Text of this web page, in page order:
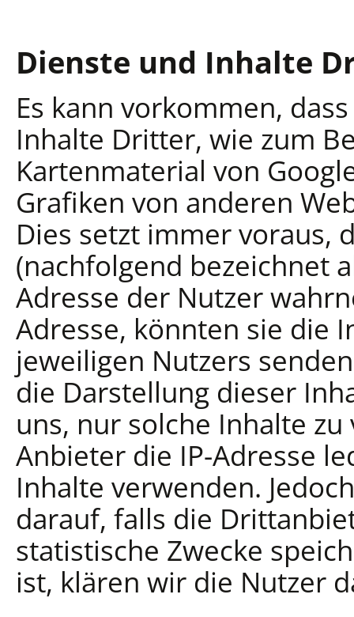
Dienste und Inhalte
Es kann vorkommen,
Inhalte Dritter, wie zum
Kartenmaterial von
Grafiken von anderen
Dies setzt immer voraus,
(nachfolgend bezeichnet
Adresse der Nutzer
Adresse, könnten sie die
jeweiligen Nutzers
die Darstellung dieser
uns, nur solche Inhalte
Anbieter die IP-Adresse
Inhalte verwenden.
darauf, falls die
statistische Zwecke
ist, klären wir die Nutzer